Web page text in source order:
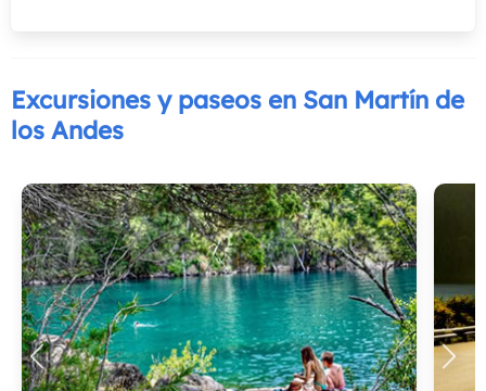
Excursiones y paseos en San Martín de
los Andes